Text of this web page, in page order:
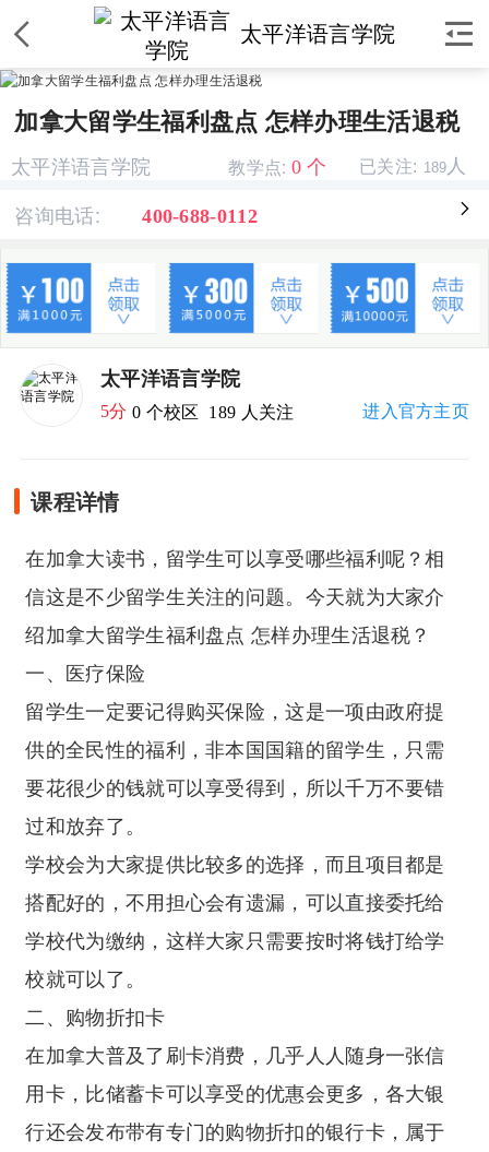
太平洋语言学院
 
加拿大留学生福利盘点 怎样办理生活退税
太平洋语言学院 教学点: 0 个 已关注: 189 人
咨询电话: 400-688-0112 
太平洋语言学院
5分 0 个校区 189 人关注 进入官方主页
课程详情
在加拿大读书，留学生可以享受哪些福利呢？相
信这是不少留学生关注的问题。今天就为大家介
绍加拿大留学生福利盘点 怎样办理生活退税？
一、医疗保险
留学生一定要记得购买保险，这是一项由政府提
供的全民性的福利，非本国国籍的留学生，只需
要花很少的钱就可以享受得到，所以千万不要错
过和放弃了。
学校会为大家提供比较多的选择，而且项目都是
搭配好的，不用担心会有遗漏，可以直接委托给
学校代为缴纳，这样大家只需要按时将钱打给学
校就可以了。
二、购物折扣卡
在加拿大普及了刷卡消费，几乎人人随身一张信
用卡，比储蓄卡可以享受的优惠会更多，各大银
行还会发布带有专门的购物折扣的银行卡，属于